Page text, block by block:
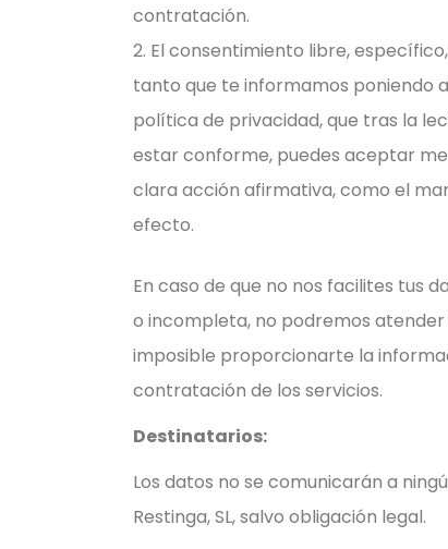
contratación.
El consentimiento libre,
tanto que te informamos poniendo
política de privacidad, que tras la
estar conforme, puedes aceptar
clara acción afirmativa, como el
efecto.
En caso de que no nos facilites tus
o incompleta, no podremos
imposible proporcionarte la
contratación de los servicios.
Destinatarios:
Los datos no se comunicarán a
Restinga, SL, salvo obligación legal.